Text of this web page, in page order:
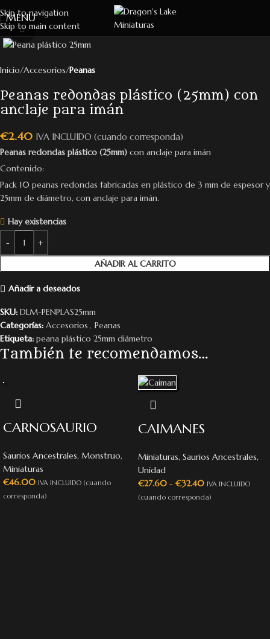
Skip to navigation
Skip to main content
MENU
Click to enlarge
Inicio Accesorios Peanas
Peanas redondas plástico (25mm) con
anclaje para imán
€2.40 IVA INCLUIDO (cuando corresponda)
Peanas redondas plástico (25mm) con anclaje para imán
Contenido:
Pack 10 peanas redondas fabricadas en plástico de 3 mm de espesor y
25mm de diámetro, con anclaje para imán.
Hay existencias
AÑADIR AL CARRITO
Añadir a deseados
SKU: DLM-PENPLAS25mm
Categorías: Accesorios , Peanas
Etiqueta: peana plástico 25mm diámetro
También te recomendamos…
CARNOSAURIO
Saurios Ancestrales, Monstruo,
Miniaturas
€46.00 IVA INCLUIDO (cuando
corresponda)
CAIMANES
Miniaturas, Saurios Ancestrales,
Unidad
€27.60 - €32.40 IVA INCLUIDO
(cuando corresponda)